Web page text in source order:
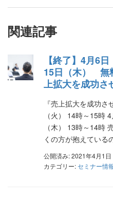
関連記事
【終了】4月6
15日（木） 無
上拡大を成功さ
『売上拡大を成功
（火） 14時～15時
（木） 13時～14時
くの方が抱えてい
公開済み: 2021年4月1日
カテゴリー:セミナー情